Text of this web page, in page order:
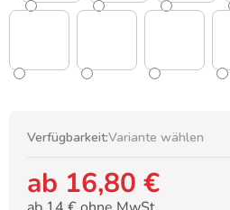
Verfügbarkeit:Variante wählen
ab 16,80 €